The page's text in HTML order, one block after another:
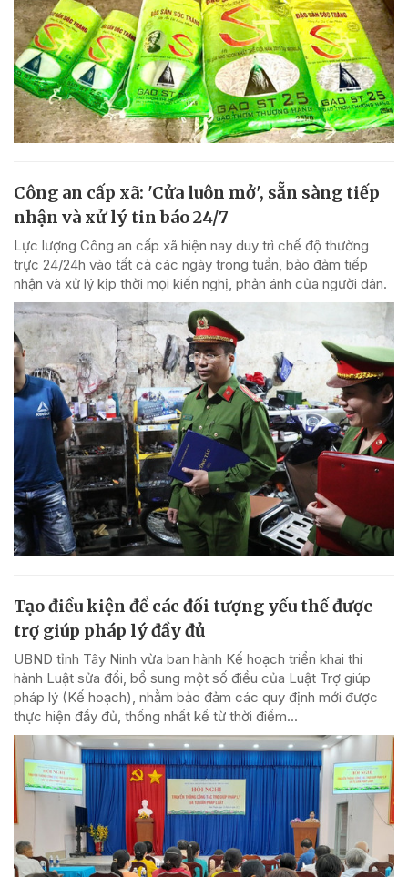
Công an cấp xã: 'Cửa luôn mở', sẵn sàng tiếp
nhận và xử lý tin báo 24/7
Lực lượng Công an cấp xã hiện nay duy trì chế độ thường
trực 24/24h vào tất cả các ngày trong tuần, bảo đảm tiếp
nhận và xử lý kịp thời mọi kiến nghị, phản ánh của người dân.
Tạo điều kiện để các đối tượng yếu thế được
trợ giúp pháp lý đầy đủ
UBND tỉnh Tây Ninh vừa ban hành Kế hoạch triển khai thi
hành Luật sửa đổi, bổ sung một số điều của Luật Trợ giúp
pháp lý (Kế hoạch), nhằm bảo đảm các quy định mới được
thực hiện đầy đủ, thống nhất kể từ thời điểm...